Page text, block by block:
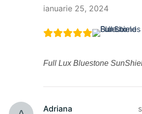
ianuarie 25, 2024
Full Lux Bluestone
Adriana